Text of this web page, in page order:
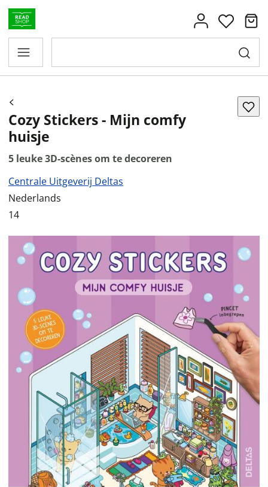
Cozy Stickers - Mijn comfy
huisje
5 leuke 3D-scènes om te decoreren
Centrale Uitgeverij Deltas
Nederlands
14